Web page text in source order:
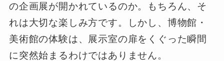
の企画展が開かれているのか。もちろん、そ
れは大切な楽しみ方です。しかし、博物館・
美術館の体験は、展示室の扉をくぐった瞬間
に突然始まるわけではありません。